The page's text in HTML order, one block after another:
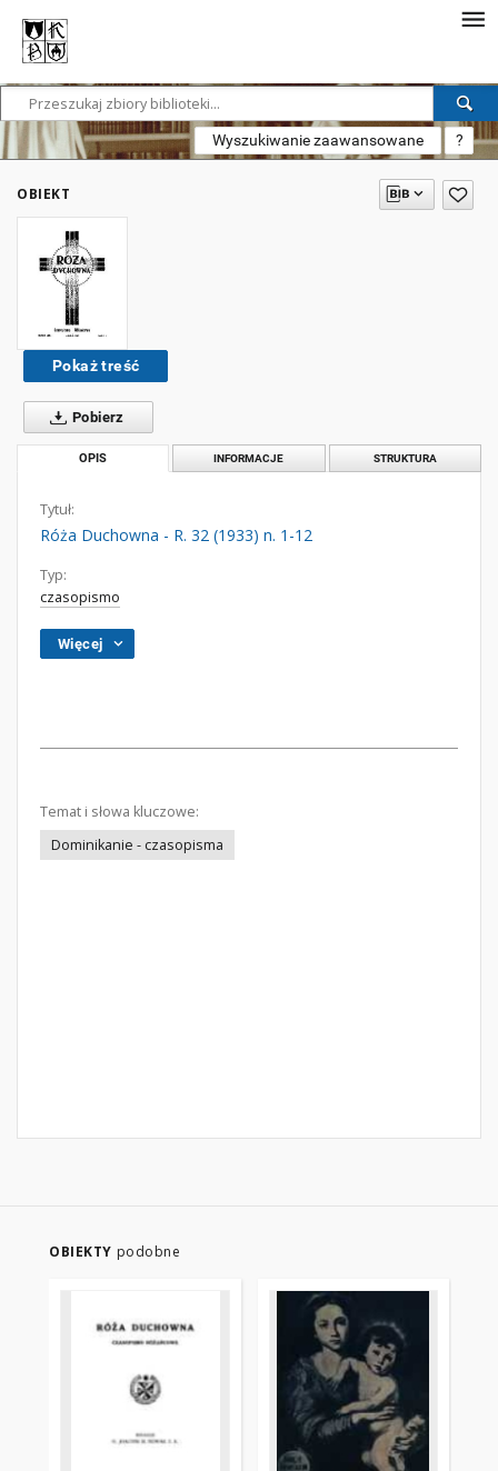
Wyszukiwanie zaawansowane ?
OBIEKT
Pokaż treść
Pobierz
OPIS INFORMACJE STRUKTURA
Tytuł:
Róża Duchowna - R. 32 (1933) n. 1-12
Typ:
czasopismo
Więcej
Temat i słowa kluczowe:
Dominikanie - czasopisma
OBIEKTY podobne